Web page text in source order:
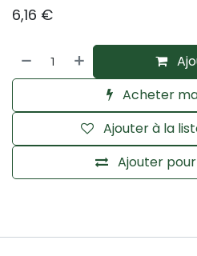
6,16 €
Acheter
Ajouter
Ajouter à la